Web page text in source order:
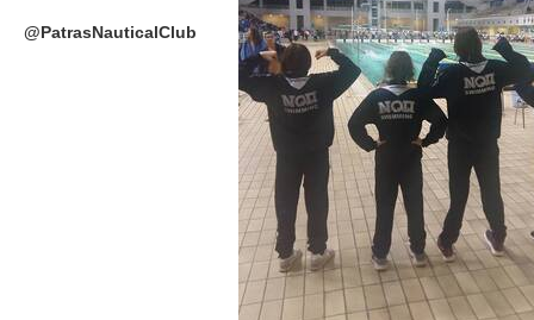
@PatrasNauticalClub